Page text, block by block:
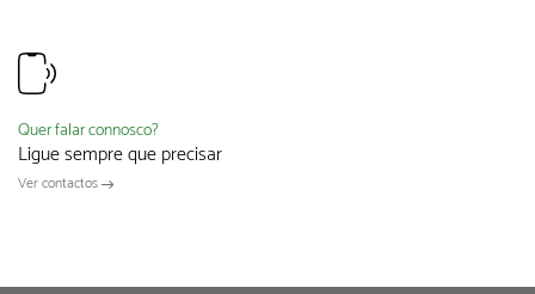
Quer falar connosco?
Ligue sempre que precisar
Ver contactos